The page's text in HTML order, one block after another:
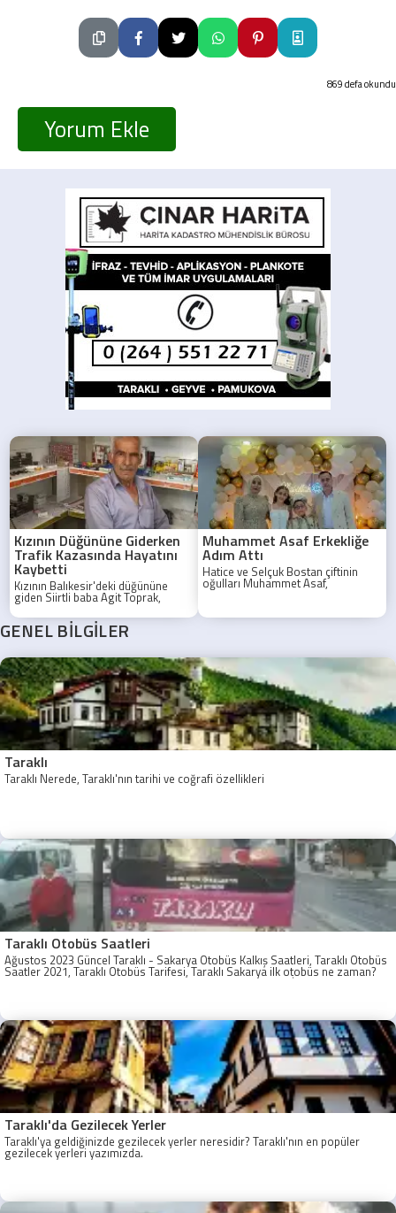
869 defa okundu
Yorum Ekle
Kızının Düğününe Giderken
Trafik Kazasında Hayatını
Kaybetti
Kızının Balıkesir'deki düğününe
giden Siirtli baba Agit Toprak,
Sakarya'da geçirdiği trafik
kazasında hayatını kaybetti.
Muhammet Asaf Erkekliğe
Adım Attı
Hatice ve Selçuk Bostan çiftinin
oğulları Muhammet Asaf,
düzenlenen görkemli bir sünnet
GENEL BİLGİLER
Taraklı
Taraklı Nerede, Taraklı'nın tarihi ve coğrafi özellikleri
Taraklı Otobüs Saatleri
Ağustos 2023 Güncel Taraklı - Sakarya Otobüs Kalkış Saatleri, Taraklı Otobüs
Saatler 2021, Taraklı Otobüs Tarifesi, Taraklı Sakarya ilk otobüs ne zaman?
Taraklı - Sakarya Son Otobüs Ne zaman? Sakarya Taraklı İlk Otobüs Ne
Taraklı'da Gezilecek Yerler
Taraklı'ya geldiğinizde gezilecek yerler neresidir? Taraklı'nın en popüler
gezilecek yerleri yazımızda.